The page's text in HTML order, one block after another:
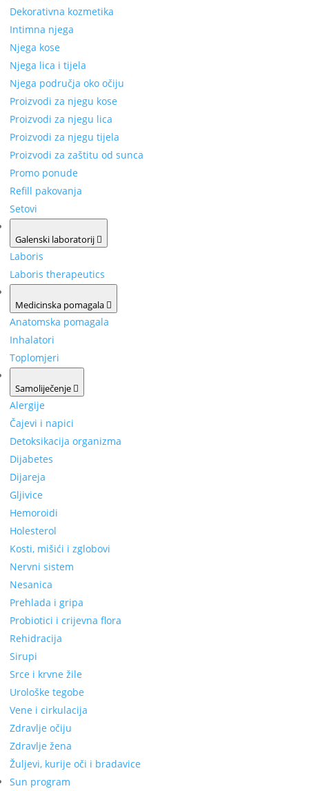
Dekorativna kozmetika
Intimna njega
Njega kose
Njega lica i tijela
Njega područja oko očiju
Proizvodi za njegu kose
Proizvodi za njegu lica
Proizvodi za njegu tijela
Proizvodi za zaštitu od sunca
Promo ponude
Refill pakovanja
Setovi
Galenski laboratorij
Laboris
Laboris therapeutics
Medicinska pomagala
Anatomska pomagala
Inhalatori
Toplomjeri
Samoliječenje
Alergije
Čajevi i napici
Detoksikacija organizma
Dijabetes
Dijareja
Gljivice
Hemoroidi
Holesterol
Kosti, mišići i zglobovi
Nervni sistem
Nesanica
Prehlada i gripa
Probiotici i crijevna flora
Rehidracija
Sirupi
Srce i krvne žile
Urološke tegobe
Vene i cirkulacija
Zdravlje očiju
Zdravlje žena
Žuljevi, kurije oči i bradavice
Sun program